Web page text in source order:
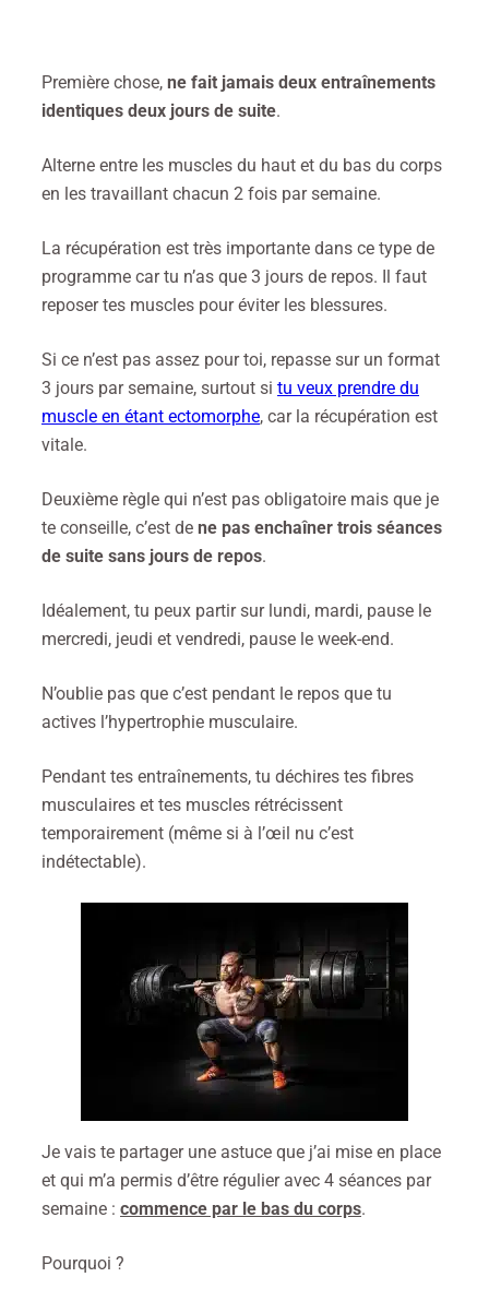
Première chose, ne fait jamais deux entraînements
identiques deux jours de suite.
Alterne entre les muscles du haut et du bas du corps
en les travaillant chacun 2 fois par semaine.
La récupération est très importante dans ce type de
programme car tu n’as que 3 jours de repos. Il faut
reposer tes muscles pour éviter les blessures.
Si ce n’est pas assez pour toi, repasse sur un format
3 jours par semaine, surtout si tu veux prendre du
muscle en étant ectomorphe, car la récupération est
vitale.
Deuxième règle qui n’est pas obligatoire mais que je
te conseille, c’est de ne pas enchaîner trois séances
de suite sans jours de repos.
Idéalement, tu peux partir sur lundi, mardi, pause le
mercredi, jeudi et vendredi, pause le week-end.
N’oublie pas que c’est pendant le repos que tu
actives l’hypertrophie musculaire.
Pendant tes entraînements, tu déchires tes fibres
musculaires et tes muscles rétrécissent
temporairement (même si à l’œil nu c’est
indétectable).
Je vais te partager une astuce que j’ai mise en place
et qui m’a permis d’être régulier avec 4 séances par
semaine : commence par le bas du corps.
Pourquoi ?